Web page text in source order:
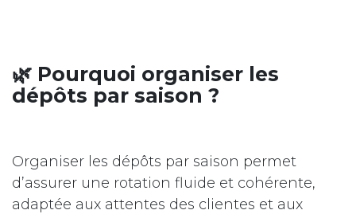
🌿 Pourquoi organiser les
dépôts par saison ?
Organiser les dépôts par saison permet
d’assurer une rotation fluide et cohérente,
adaptée aux attentes des clientes et aux